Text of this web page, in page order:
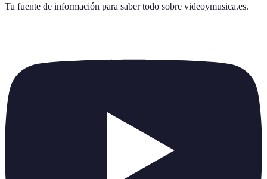
Tu fuente de información para saber todo sobre videoymusica.es.